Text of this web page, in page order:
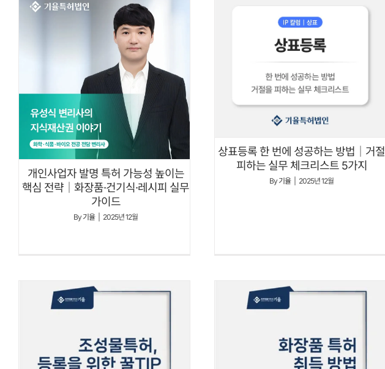
개인사업자 발명 특허 가능성 높이는
핵심 전략｜화장품·건기식·레시피 실무
가이드
By기율 2025년 12월
상표등록 한 번에 성공하는 방법｜거절
피하는 실무 체크리스트 5가지
By기율 2025년 12월